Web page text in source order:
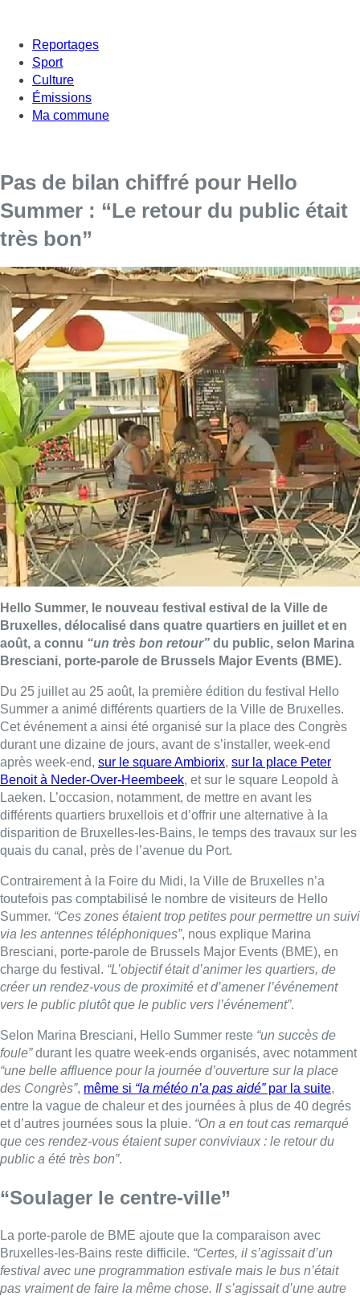
Reportages
Sport
Culture
Émissions
Ma commune
Pas de bilan chiffré pour Hello
Summer : “Le retour du public était
très bon”
Hello Summer, le nouveau festival estival de la Ville de
Bruxelles, délocalisé dans quatre quartiers en juillet et en
août, a connu “un très bon retour” du public, selon Marina
Bresciani, porte-parole de Brussels Major Events (BME).
Du 25 juillet au 25 août, la première édition du festival Hello
Summer a animé différents quartiers de la Ville de Bruxelles.
Cet événement a ainsi été organisé sur la place des Congrès
durant une dizaine de jours, avant de s’installer, week-end
après week-end, sur le square Ambiorix, sur la place Peter
Benoit à Neder-Over-Heembeek, et sur le square Leopold à
Laeken. L’occasion, notamment, de mettre en avant les
différents quartiers bruxellois et d’offrir une alternative à la
disparition de Bruxelles-les-Bains, le temps des travaux sur les
quais du canal, près de l’avenue du Port.
Contrairement à la Foire du Midi, la Ville de Bruxelles n’a
toutefois pas comptabilisé le nombre de visiteurs de Hello
Summer. “Ces zones étaient trop petites pour permettre un suivi
via les antennes téléphoniques”, nous explique Marina
Bresciani, porte-parole de Brussels Major Events (BME), en
charge du festival. “L’objectif était d’animer les quartiers, de
créer un rendez-vous de proximité et d’amener l’événement
vers le public plutôt que le public vers l’événement”.
Selon Marina Bresciani, Hello Summer reste “un succès de
foule”durant les quatre week-ends organisés, avec notamment
“une belle affluence pour la journée d’ouverture sur la place
des Congrès”, même si “la météo n’a pas aidé”par la suite,
entre la vague de chaleur et des journées à plus de 40 degrés
et d’autres journées sous la pluie. “On a en tout cas remarqué
que ces rendez-vous étaient super conviviaux : le retour du
public a été très bon”.
“Soulager le centre-ville”
La porte-parole de BME ajoute que la comparaison avec
Bruxelles-les-Bains reste difficile. “Certes, il s’agissait d’un
festival avec une programmation estivale mais le bus n’était
pas vraiment de faire la même chose. Il s’agissait d’une autre